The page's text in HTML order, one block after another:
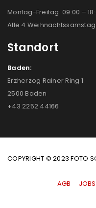
Montag-Freitag: 09:00 –
Alle 4
Standort
Baden:
Erzherzog Rainer Ring 1
2500 Baden
+43 2252 44166
COPYRIGHT © 2023 FOTO
AGB JOBS